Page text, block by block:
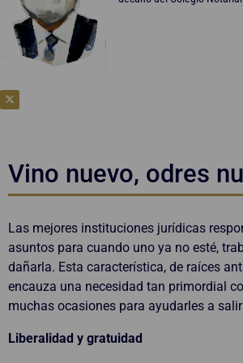
Vino nuevo, odres
Las mejores instituciones jurídicas
asuntos para cuando uno ya no esté,
dañarla. Esta característica, de raíces
encauza una necesidad tan primordial
muchas ocasiones para ayudarles a
Liberalidad y gratuidad